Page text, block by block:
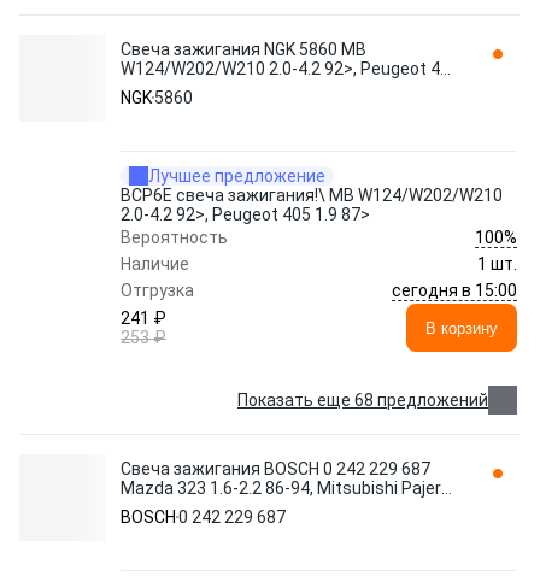
Свеча зажигания NGK 5860 MB
W124/W202/W210 2.0-4.2 92>, Peugeot 405
1.9 87>
NGK5860
Лучшее предложение
BCP6E свеча зажигания!\ MB W124/W202/W210
2.0-4.2 92>, Peugeot 405 1.9 87>
Вероятность
100%
Наличие
1 шт.
Отгрузка
сегодня в 15:00
241 ₽
253 ₽
В корзину
Показать еще 68 предложений
Свеча зажигания BOSCH 0 242 229 687
Mazda 323 1.6-2.2 86-94, Mitsubishi Pajero
2.6 88-00
BOSCH 0 242 229 687